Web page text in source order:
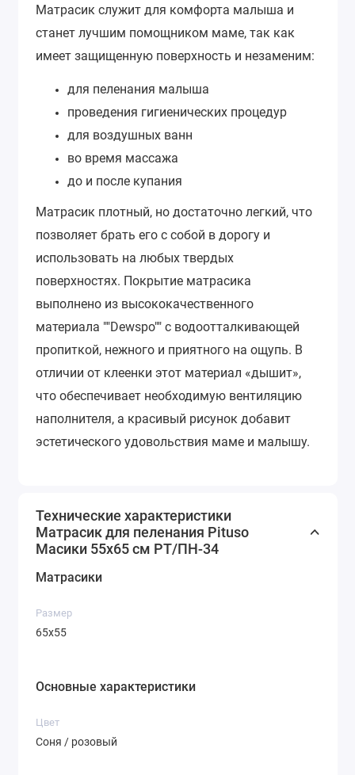
Матрасик служит для комфорта малыша и
станет лучшим помощником маме, так как
имеет защищенную поверхность и незаменим:
для пеленания малыша
проведения гигиенических процедур
для воздушных ванн
во время массажа
до и после купания
Матрасик плотный, но достаточно легкий, что
позволяет брать его с собой в дорогу и
использовать на любых твердых
поверхностях. Покрытие матрасика
выполнено из высококачественного
материала ""Dewspo"" с водоотталкивающей
пропиткой, нежного и приятного на ощупь. В
отличии от клеенки этот материал «дышит»,
что обеспечивает необходимую вентиляцию
наполнителя, а красивый рисунок добавит
эстетического удовольствия маме и малышу.
Технические характеристики
Матрасик для пеленания Pituso
Масики 55х65 см РT/ПН-34
Матрасики
Размер
65х55
Основные характеристики
Цвет
Соня / розовый